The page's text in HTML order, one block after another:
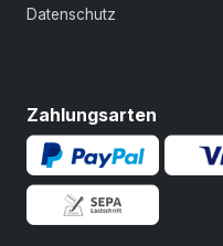
Datenschutz
Zahlungsarten